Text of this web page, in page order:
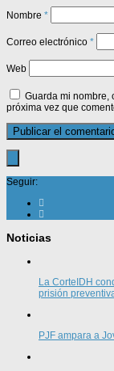
Nombre *
Correo electrónico *
Web
Guarda mi nombre,
próxima vez que
Seguir:
Noticias
La CorteIDH
prisión
PJF ampara a